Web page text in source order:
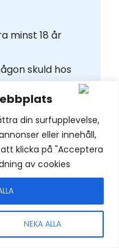
din surfupplevelse,
eller innehåll,
klicka på "Acceptera
av cookies
NEKA ALLA
minst 18 år
skuld hos
bosatt i
signera med